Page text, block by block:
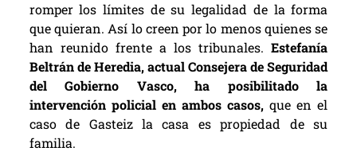
romper los límites de su legalidad de la forma
que quieran. Así lo creen por lo menos quienes se
han reunido frente a los tribunales.Estefanía
Beltrán de Heredia, actual Consejera de Seguridad
del Gobierno Vasco, ha posibilitado la
intervención policial en ambos casos,que en el
caso de Gasteiz la casa es propiedad de su
familia.